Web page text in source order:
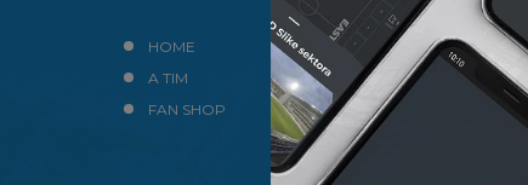
HOME
NEWS
A TIM
KLUB
FAN SHOP
KONTAKT